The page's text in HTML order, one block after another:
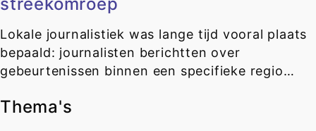
streekomroep
Lokale journalistiek was lange tijd vooral plaats
bepaald: journalisten berichtten over
gebeurtenissen binnen een specifieke regio…
Thema's